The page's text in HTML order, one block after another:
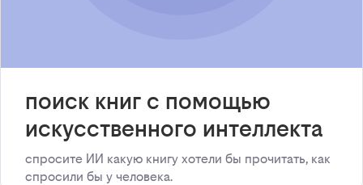
поиск книг с помощью
искусственного интеллекта
спросите ИИ какую книгу хотели бы прочитать, как
спросили бы у человека.